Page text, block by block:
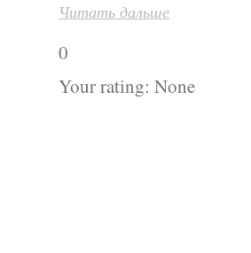
Читать дальше
0
Your rating: None